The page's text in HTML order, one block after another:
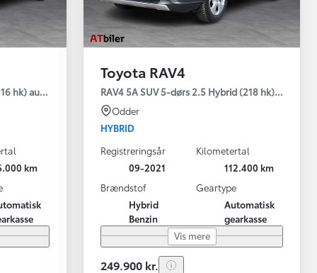
hk) aut. gear Style
km
Toyota RAV4
RAV4 5A SUV 5-dørs 2.5 Hybrid (218 hk) aut.
Odder
HYBRID
Registreringsår
09-2021
Kilometertal
112.400 km
Brændstof
Hybrid
Benzin
Geartype
Automatisk
gearkasse
Vis mere
249.900 kr.